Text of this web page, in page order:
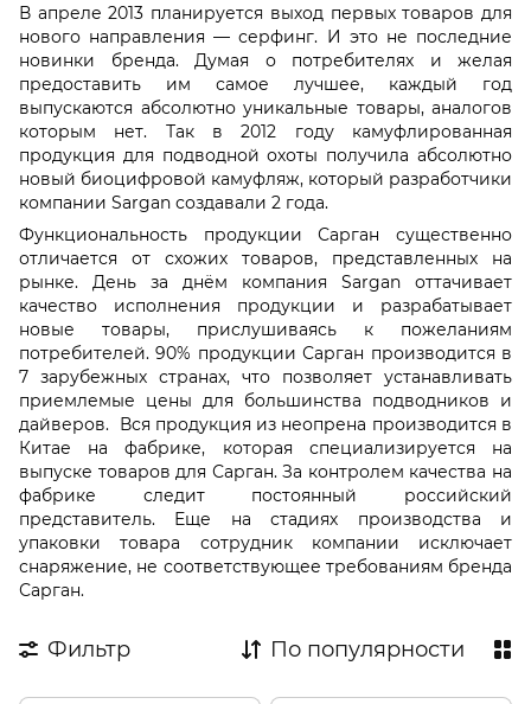
В апреле 2013 планируется выход первых товаров для
нового направления — серфинг. И это не последние
новинки бренда. Думая о потребителях и желая
предоставить им самое лучшее, каждый год
выпускаются абсолютно уникальные товары, аналогов
которым нет. Так в 2012 году камуфлированная
продукция для подводной охоты получила абсолютно
новый биоцифровой камуфляж, который разработчики
компании Sargan создавали 2 года.
Функциональность продукции Сарган существенно
отличается от схожих товаров, представленных на
рынке. День за днём компания Sargan оттачивает
качество исполнения продукции и разрабатывает
новые товары, прислушиваясь к пожеланиям
потребителей. 90% продукции Сарган производится в
7 зарубежных странах, что позволяет устанавливать
приемлемые цены для большинства подводников и
дайверов. Вся продукция из неопрена производится в
Китае на фабрике, которая специализируется на
выпуске товаров для Сарган. За контролем качества на
фабрике следит постоянный российский
представитель. Еще на стадиях производства и
упаковки товара сотрудник компании исключает
снаряжение, не соответствующее требованиям бренда
Сарган.
Фильтр По популярности